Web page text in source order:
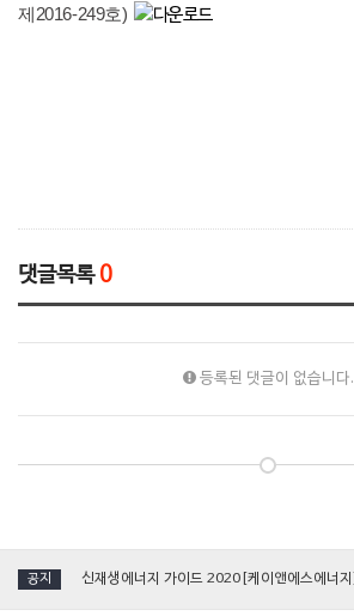
제2016-249호)
댓글목록 0
등록된 댓글이 없습니다.
공지 신재생에너지 가이드 2020[케이앤에스에너지]